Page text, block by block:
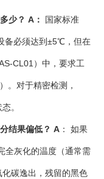
少？ A： 国家标准
备必须达到±5℃，但在
CL01）中，要求工
。对于精密检测，
。
结果偏低？ A ： 如果
全灰化的温度（通常需
碳逸出，残留的黑色